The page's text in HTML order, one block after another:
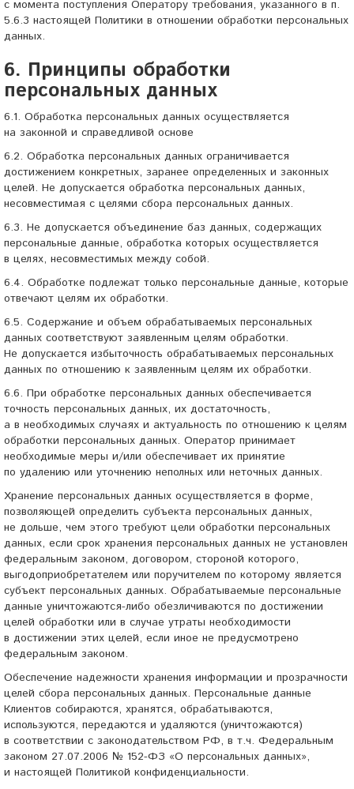
с момента поступления Оператору требования, указанного в п.
5.6.3 настоящей Политики в отношении обработки персональных
данных.
6. Принципы обработки
персональных данных
6.1. Обработка персональных данных осуществляется
на законной и справедливой основе
6.2. Обработка персональных данных ограничивается
достижением конкретных, заранее определенных и законных
целей. Не допускается обработка персональных данных,
несовместимая с целями сбора персональных данных.
6.3. Не допускается объединение баз данных, содержащих
персональные данные, обработка которых осуществляется
в целях, несовместимых между собой.
6.4. Обработке подлежат только персональные данные, которые
отвечают целям их обработки.
6.5. Содержание и объем обрабатываемых персональных
данных соответствуют заявленным целям обработки.
Не допускается избыточность обрабатываемых персональных
данных по отношению к заявленным целям их обработки.
6.6. При обработке персональных данных обеспечивается
точность персональных данных, их достаточность,
а в необходимых случаях и актуальность по отношению к целям
обработки персональных данных. Оператор принимает
необходимые меры и/или обеспечивает их принятие
по удалению или уточнению неполных или неточных данных.
Хранение персональных данных осуществляется в форме,
позволяющей определить субъекта персональных данных,
не дольше, чем этого требуют цели обработки персональных
данных, если срок хранения персональных данных не установлен
федеральным законом, договором, стороной которого,
выгодоприобретателем или поручителем по которому является
субъект персональных данных. Обрабатываемые персональные
данные уничтожаются-либо обезличиваются по достижении
целей обработки или в случае утраты необходимости
в достижении этих целей, если иное не предусмотрено
федеральным законом.
Обеспечение надежности хранения информации и прозрачности
целей сбора персональных данных. Персональные данные
Клиентов собираются, хранятся, обрабатываются,
используются, передаются и удаляются (уничтожаются)
в соответствии с законодательством РФ, в т.ч. Федеральным
законом 27.07.2006 № 152-ФЗ «О персональных данных»,
и настоящей Политикой конфиденциальности.